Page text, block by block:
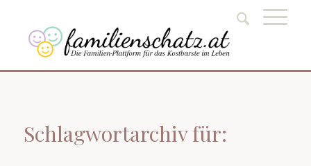
Schlagwortarchiv für: